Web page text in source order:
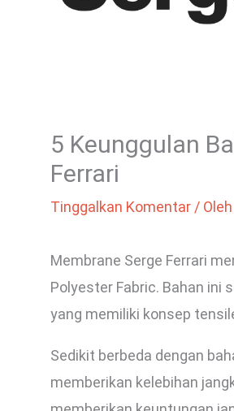
5 Keunggulan
Ferrari
Tinggalkan Komentar /
Membrane Serge Ferrari
Polyester Fabric. Bahan ini
yang memiliki konsep
Sedikit berbeda dengan
memberikan kelebihan